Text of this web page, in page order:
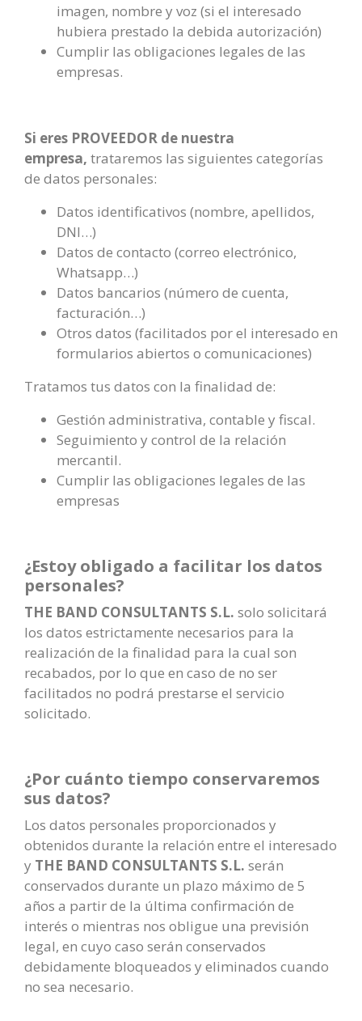
imagen, nombre y voz (si el interesado
hubiera prestado la debida autorización)
Cumplir las obligaciones legales de las
empresas.
Si eres PROVEEDOR de nuestra
empresa, trataremos las siguientes categorías
de datos personales:
Datos identificativos (nombre, apellidos,
DNI…)
Datos de contacto (correo electrónico,
Whatsapp…)
Datos bancarios (número de cuenta,
facturación…)
Otros datos (facilitados por el interesado en
formularios abiertos o comunicaciones)
Tratamos tus datos con la finalidad de:
Gestión administrativa, contable y fiscal.
Seguimiento y control de la relación
mercantil.
Cumplir las obligaciones legales de las
empresas
¿Estoy obligado a facilitar los datos
personales?
THE BAND CONSULTANTS S.L. solo solicitará
los datos estrictamente necesarios para la
realización de la finalidad para la cual son
recabados, por lo que en caso de no ser
facilitados no podrá prestarse el servicio
solicitado.
¿Por cuánto tiempo conservaremos
sus datos?
Los datos personales proporcionados y
obtenidos durante la relación entre el interesado
y THE BAND CONSULTANTS S.L. serán
conservados durante un plazo máximo de 5
años a partir de la última confirmación de
interés o mientras nos obligue una previsión
legal, en cuyo caso serán conservados
debidamente bloqueados y eliminados cuando
no sea necesario.